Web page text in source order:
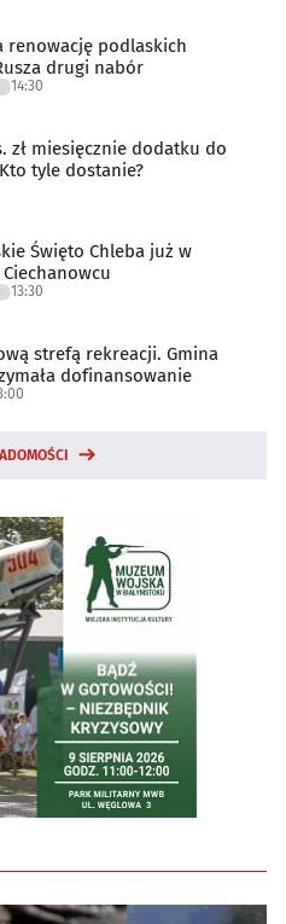
renowację podlaskich
drugi nabór
14:30
zł miesięcznie dodatku do
tyle dostanie?
Święto Chleba już w
13:30
strefą rekreacji. Gmina
dofinansowanie